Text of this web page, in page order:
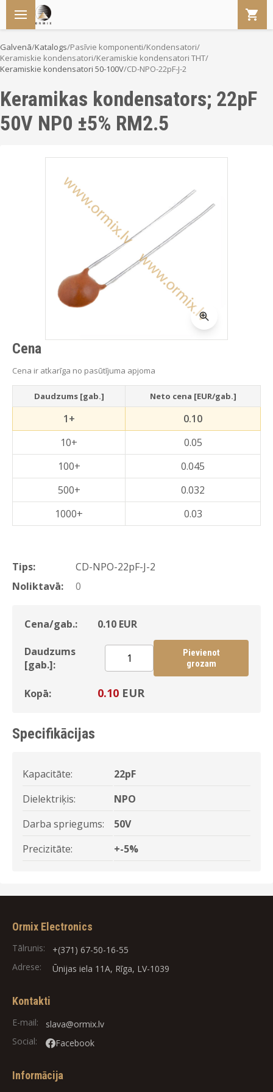
Galvenā/Katalogs/Pasīvie komponenti/Kondensatori/
Keramiskie kondensatori/Keramiskie kondensatori THT/
Keramiskie kondensatori 50-100V/CD-NPO-22pF-J-2
Keramikas kondensators; 22pF
50V NP0 ±5% RM2.5
Tips:
CD-NPO-22pF-J-2
Noliktavā:
0
Cena/gab.: 0.10 EUR
Daudzums
[gab.]:
Pievienot
grozam
Kopā: 0.10 EUR
Cena
Cena ir atkarīga no pasūtījuma apjoma
Daudzums [gab.] Neto cena [EUR/gab.]
1+
0.10
10+
0.05
100+
0.045
500+
0.032
1000+
0.03
Specifikācijas
Kapacitāte:
22pF
Dielektriķis:
NPO
Darba spriegums:
50V
Precizitāte:
+-5%
Ormix Electronics
Tālrunis:
+(371) 67-50-16-55
Adrese:
Ūnijas iela 11A, Rīga, LV-1039
Kontakti
E-mail:
slava@ormix.lv
Social:
Facebook
Informācija